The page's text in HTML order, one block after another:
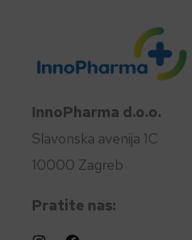
InnoPharma d.o.o.
Slavonska avenija 1C
10000 Zagreb
Pratite nas: